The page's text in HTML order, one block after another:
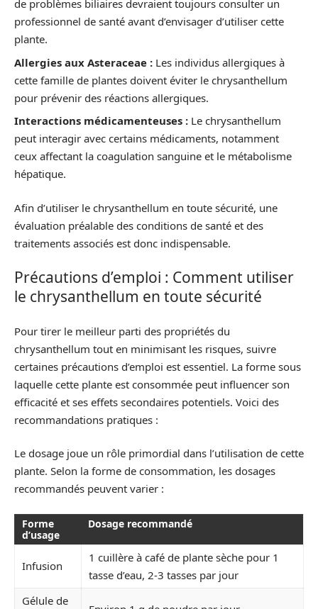
de problèmes biliaires devraient toujours consulter un
professionnel de santé avant d’envisager d’utiliser cette
plante.
Allergies aux Asteraceae : Les individus allergiques à
cette famille de plantes doivent éviter le chrysanthellum
pour prévenir des réactions allergiques.
Interactions médicamenteuses : Le chrysanthellum
peut interagir avec certains médicaments, notamment
ceux affectant la coagulation sanguine et le métabolisme
hépatique.
Afin d’utiliser le chrysanthellum en toute sécurité, une
évaluation préalable des conditions de santé et des
traitements associés est donc indispensable.
Précautions d’emploi : Comment utiliser
le chrysanthellum en toute sécurité
Pour tirer le meilleur parti des propriétés du
chrysanthellum tout en minimisant les risques, suivre
certaines précautions d’emploi est essentiel. La forme sous
laquelle cette plante est consommée peut influencer son
efficacité et ses effets secondaires potentiels. Voici des
recommandations pratiques :
Le dosage joue un rôle primordial dans l’utilisation de cette
plante. Selon la forme de consommation, les dosages
recommandés peuvent varier :
Forme
d’usage
Dosage recommandé
Infusion
1 cuillère à café de plante sèche pour 1
tasse d’eau, 2-3 tasses par jour
Gélule de